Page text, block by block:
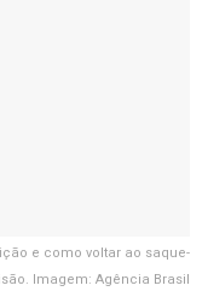
e como voltar ao saque-
Imagem: Agência Brasil